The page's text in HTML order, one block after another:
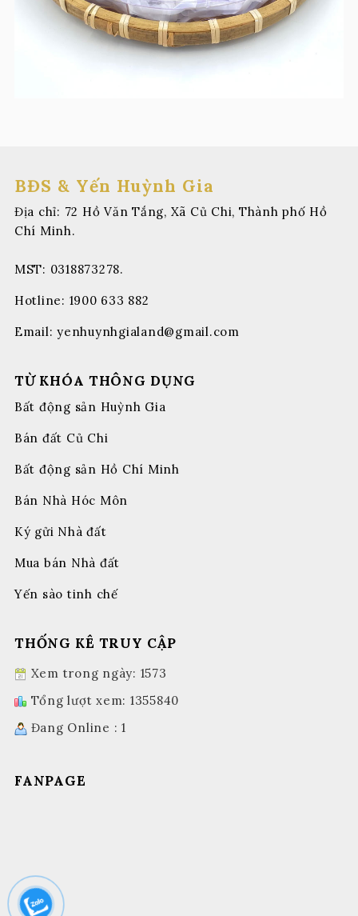
BĐS & Yến Huỳnh Gia
Địa chỉ: 72 Hồ Văn Tắng, Xã Củ Chi, Thành phố Hồ
Chí Minh.
MST: 0318873278.
Hotline: 1900 633 882
Email:yenhuynhgialand@gmail.com
TỪ KHÓA THÔNG DỤNG
Bất động sản Huỳnh Gia
Bán đất Củ Chi
Bất động sản Hồ Chí Minh
Bán Nhà Hóc Môn
Ký gửi Nhà đất
Mua bán Nhà đất
Yến sào tinh chế
THỐNG KÊ TRUY CẬP
Xem trong ngày: 1573
Tổng lượt xem: 1355840
Đang Online : 1
FANPAGE